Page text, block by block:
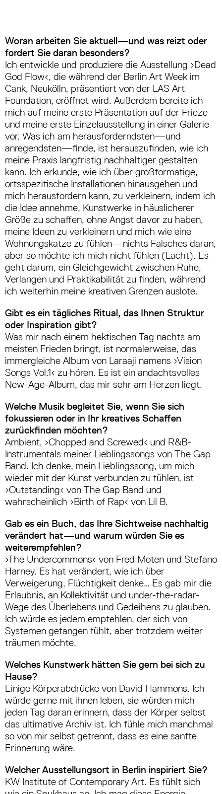
Woran arbeiten Sie aktuell—und was reizt oder
fordert Sie daran besonders?
Ich entwickle und produziere die Ausstellung ›Dead
God Flow‹, die während der Berlin Art Week im
Cank, Neukölln, präsentiert von der LAS Art
Foundation, eröffnet wird. Außerdem bereite ich
mich auf meine erste Präsentation auf der Frieze
und meine erste Einzelausstellung in einer Galerie
vor. Was ich am herausforderndsten—und
anregendsten—finde, ist herauszufinden, wie ich
meine Praxis langfristig nachhaltiger gestalten
kann. Ich erkunde, wie ich über großformatige,
ortsspezifische Installationen hinausgehen und
mich herausfordern kann, zu verkleinern, indem ich
die Idee annehme, Kunstwerke in häuslicherer
Größe zu schaffen, ohne Angst davor zu haben,
meine Ideen zu verkleinern und mich wie eine
Wohnungskatze zu fühlen—nichts Falsches daran,
aber so möchte ich mich nicht fühlen (Lacht). Es
geht darum, ein Gleichgewicht zwischen Ruhe,
Verlangen und Praktikabilität zu finden, während
ich weiterhin meine kreativen Grenzen auslote.
Gibt es ein tägliches Ritual, das Ihnen Struktur
oder Inspiration gibt?
Was mir nach einem hektischen Tag nachts am
meisten Frieden bringt, ist normalerweise, das
immergleiche Album von Laraaji namens ›Vision
Songs Vol.1‹ zu hören. Es ist ein andachtsvolles
New-Age-Album, das mir sehr am Herzen liegt.
Welche Musik begleitet Sie, wenn Sie sich
fokussieren oder in Ihr kreatives Schaffen
zurückfinden möchten?
Ambient, ›Chopped and Screwed‹ und R&B-
Instrumentals meiner Lieblingssongs von The Gap
Band. Ich denke, mein Lieblingssong, um mich
wieder mit der Kunst verbunden zu fühlen, ist
›Outstanding‹ von The Gap Band und
wahrscheinlich ›Birth of Rap‹ von Lil B.
Gab es ein Buch, das Ihre Sichtweise nachhaltig
verändert hat—und warum würden Sie es
weiterempfehlen?
›The Undercommons‹ von Fred Moten und Stefano
Harney. Es hat verändert, wie ich über
Verweigerung, Flüchtigkeit denke… Es gab mir die
Erlaubnis, an Kollektivität und under-the-radar-
Wege des Überlebens und Gedeihens zu glauben.
Ich würde es jedem empfehlen, der sich von
Systemen gefangen fühlt, aber trotzdem weiter
träumen möchte.
Welches Kunstwerk hätten Sie gern bei sich zu
Hause?
Einige Körperabdrücke von David Hammons. Ich
würde gerne mit ihnen leben, sie würden mich
jeden Tag daran erinnern, dass der Körper selbst
das ultimative Archiv ist. Ich fühle mich manchmal
so von mir selbst getrennt, dass es eine sanfte
Erinnerung wäre.
Welcher Ausstellungsort in Berlin inspiriert Sie?
KW Institute of Contemporary Art. Es fühlt sich